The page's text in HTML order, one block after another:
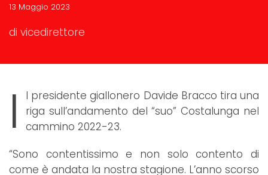
13 Maggio 2023
di vicedirettore
I
l presidente giallonero Davide Bracco tira una
riga sull’andamento del “suo” Costalunga nel
cammino 2022-23.
“Sono contentissimo e non solo contento di
come è andata la nostra stagione. L’anno scorso